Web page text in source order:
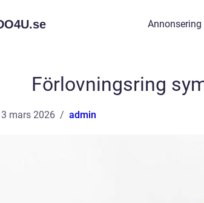
se Annonsering
Förlovningsring
mars 2026 admin